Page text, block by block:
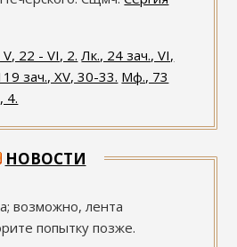
V, 22 - VI, 2. Лк., 24 зач., VI,
зач., XV, 30-33. Мф., 73
4.
НОВОСТИ
возможно, лента
попытку позже.